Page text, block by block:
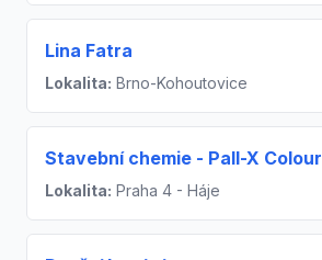
Lina Fatra
Lokalita: Brno-Kohoutovice
Stavební chemie - Pall-X Colour
Lokalita: Praha 4 - Háje